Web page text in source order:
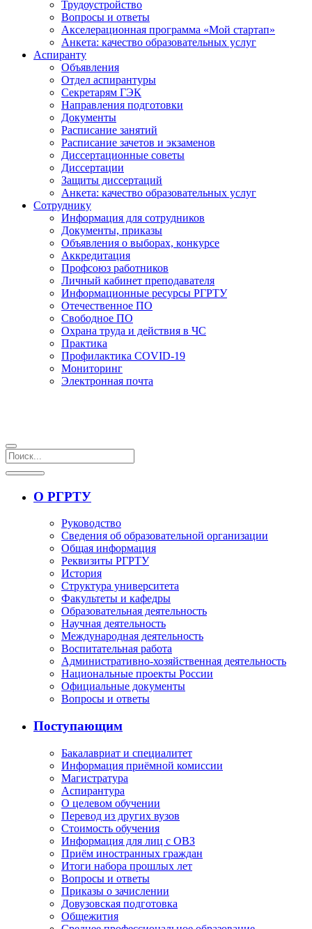
Трудоустройство
Вопросы и ответы
Акселерационная программа «Мой стартап»
Анкета: качество образовательных услуг
Аспиранту
Объявления
Отдел аспирантуры
Секретарям ГЭК
Направления подготовки
Документы
Расписание занятий
Расписание зачетов и экзаменов
Диссертационные советы
Диссертации
Защиты диссертаций
Анкета: качество образовательных услуг
Сотруднику
Информация для сотрудников
Документы, приказы
Объявления о выборах, конкурсе
Аккредитация
Профсоюз работников
Личный кабинет преподавателя
Информационные ресурсы РГРТУ
Отечественное ПО
Свободное ПО
Охрана труда и действия в ЧС
Практика
Профилактика COVID-19
Мониторинг
Электронная почта
О РГРТУ
Руководство
Сведения об образовательной организации
Общая информация
Реквизиты РГРТУ
История
Структура университета
Факультеты и кафедры
Образовательная деятельность
Научная деятельность
Международная деятельность
Воспитательная работа
Административно-хозяйственная деятельность
Национальные проекты России
Официальные документы
Вопросы и ответы
Поступающим
Бакалавриат и специалитет
Информация приёмной комиссии
Магистратура
Аспирантура
О целевом обучении
Перевод из других вузов
Стоимость обучения
Информация для лиц с ОВЗ
Приём иностранных граждан
Итоги набора прошлых лет
Вопросы и ответы
Приказы о зачислении
Довузовская подготовка
Общежития